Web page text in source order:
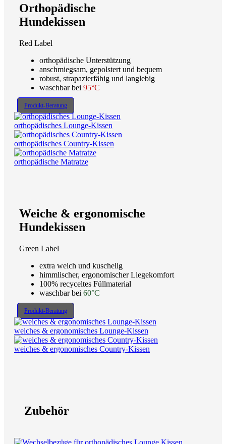
Orthopädische
Hundekissen
Red Label
orthopädische Unterstützung
anschmiegsam, gepolstert und bequem
robust, strapazierfähig und langlebig
waschbar bei 95°C
Produkt-Beratung
orthopädisches Lounge-Kissen
orthopädisches Country-Kissen
orthopädische Matratze
Weiche & ergonomische
Hundekissen
Green Label
extra weich und kuschelig
himmlischer, ergonomischer Liegekomfort
100% recyceltes Füllmaterial
waschbar bei 60°C
Produkt-Beratung
weiches & ergonomisches Lounge-Kissen
weiches & ergonomisches Country-Kissen
Zubehör